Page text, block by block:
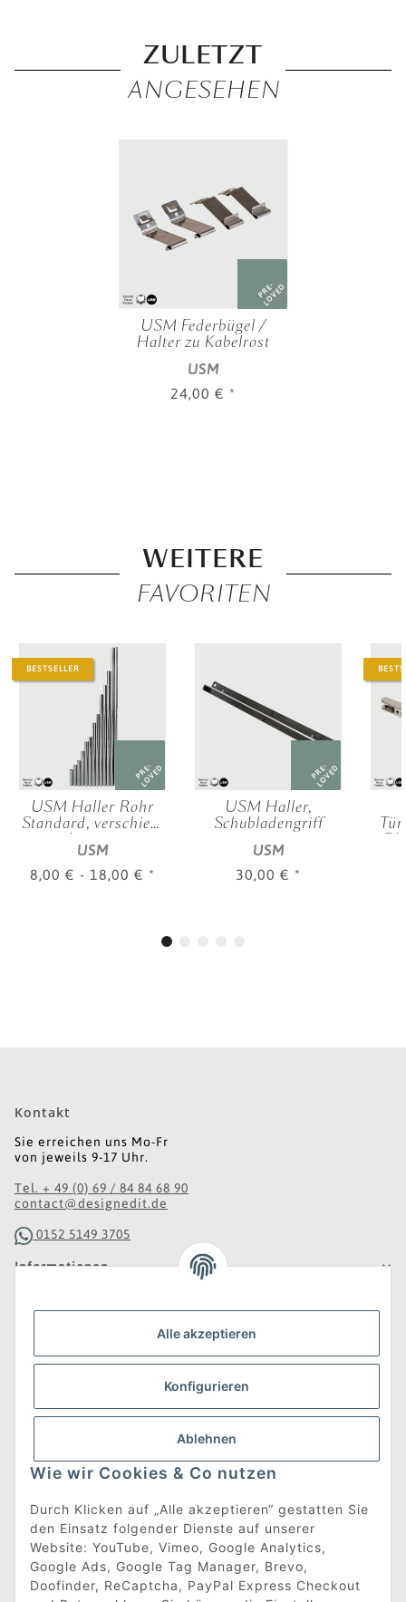
Alle akzeptieren
Konfigurieren
Ablehnen
Wie wir Cookies & Co nutzen
Durch Klicken auf „Alle akzeptieren“ gestatten Sie
den Einsatz folgender Dienste auf unserer
Website: YouTube, Vimeo, Google Analytics,
Google Ads, Google Tag Manager, Brevo,
Doofinder, ReCaptcha, PayPal Express Checkout
ZULETZT
ANGESEHEN
PRE-
LOVED
USM Federbügel /
Halter zu Kabelrost
USM
24,00 € *
WEITERE
FAVORITEN
BESTSELLER
PRE-
LOVED
USM Haller Rohr
Standard, verschied.
Längen
USM
8,00 € - 18,00 € *
PRE-
LOVED
USM Haller,
Schubladengriff
USM
30,00 € *
Kontakt
Sie erreichen uns Mo-Fr
von jeweils 9-17 Uhr.
Tel. + 49 (0) 69 / 84 84 68 90
contact@designedit.de
0152 5149 3705
Informationen
Gesetzliche Informationen
Was ist DesignEdit_?
Eine Online-Boutique für individuelles Design.
Ausgewählte Designer-Möbel und Accessoires, neue und
gebrauchte Designklassiker, die Entdeckung
unbekannter Manufakturen und Interior-Schätze aus
aller Welt sowie ein Blogazine mit jeder Menge
Inspiration.
Für alle, die nach dem Besonderen suchen!
[mehr erfahren]
Vertrag widerrufen